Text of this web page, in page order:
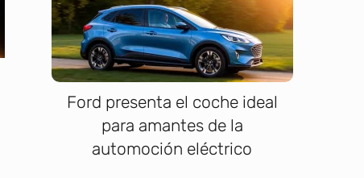
Ford presenta el coche ideal
para amantes de la
automoción eléctrico